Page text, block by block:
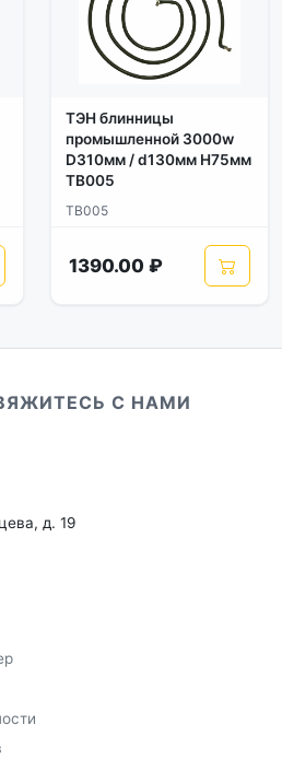
ТЭН блинницы
промышленной 3000w
D310мм / d130мм H75мм
TB005
TB005
1390.00 ₽
С НАМИ
д. 19